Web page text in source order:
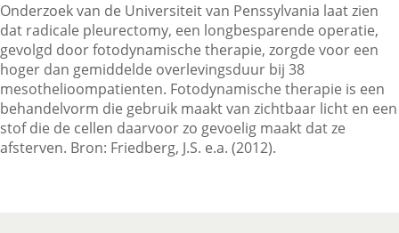
Veelgestelde vragen
Contactgegevens
Zoeken
Onderzoek van de Universiteit van Penssylvania laat zien
dat radicale pleurectomy, een longbesparende operatie,
gevolgd door fotodynamische therapie, zorgde voor een
hoger dan gemiddelde overlevingsduur bij 38
mesothelioompatienten. Fotodynamische therapie is een
behandelvorm die gebruik maakt van zichtbaar licht en een
stof die de cellen daarvoor zo gevoelig maakt dat ze
afsterven. Bron: Friedberg, J.S. e.a. (2012).